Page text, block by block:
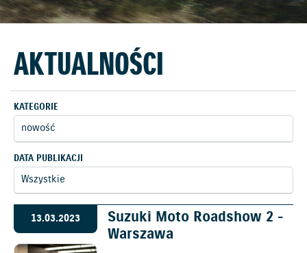
AKTUALNOŚCI
KATEGORIE
DATA PUBLIKACJI
13.03.2023
Suzuki Moto Roadshow 2 -
Warszawa